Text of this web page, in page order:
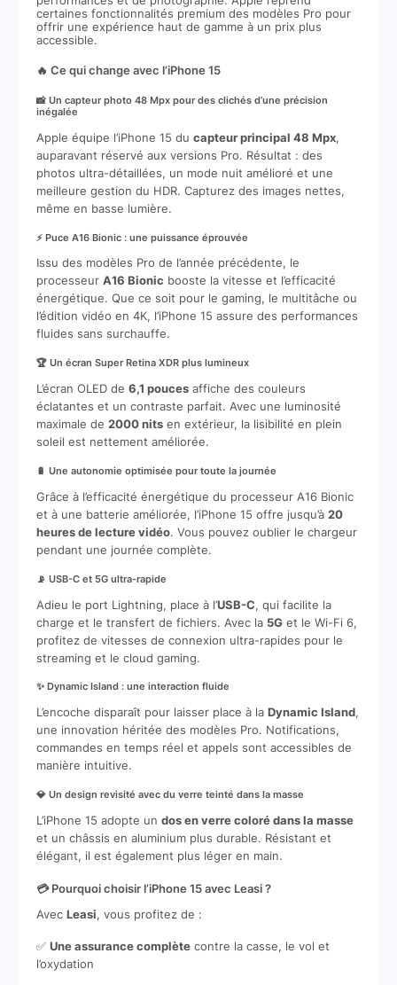
certaines fonctionnalités premium des modèles Pro pour
offrir une expérience haut de gamme à un prix plus
accessible.
🔥 Ce qui change avec l’iPhone 15
📸 Un capteur photo 48 Mpx pour des clichés d’une précision
inégalée
Apple équipe l’iPhone 15 du capteur principal 48 Mpx,
auparavant réservé aux versions Pro. Résultat : des
photos ultra-détaillées, un mode nuit amélioré et une
meilleure gestion du HDR. Capturez des images nettes,
même en basse lumière.
⚡ Puce A16 Bionic : une puissance éprouvée
Issu des modèles Pro de l’année précédente, le
processeur A16 Bionic booste la vitesse et l’efficacité
énergétique. Que ce soit pour le gaming, le multitâche ou
l’édition vidéo en 4K, l’iPhone 15 assure des performances
fluides sans surchauffe.
🏆 Un écran Super Retina XDR plus lumineux
L’écran OLED de 6,1 poucesaffiche des couleurs
éclatantes et un contraste parfait. Avec une luminosité
maximale de 2000 nitsen extérieur, la lisibilité en plein
soleil est nettement améliorée.
🔋 Une autonomie optimisée pour toute la journée
Grâce à l’efficacité énergétique du processeur A16 Bionic
et à une batterie améliorée, l’iPhone 15 offre jusqu’à 20
heures de lecture vidéo. Vous pouvez oublier le chargeur
pendant une journée complète.
📡 USB-C et 5G ultra-rapide
Adieu le port Lightning, place à l’USB-C, qui facilite la
charge et le transfert de fichiers. Avec la 5Get le Wi-Fi 6,
profitez de vitesses de connexion ultra-rapides pour le
streaming et le cloud gaming.
✨ Dynamic Island : une interaction fluide
L’encoche disparaît pour laisser place à la Dynamic Island,
une innovation héritée des modèles Pro. Notifications,
commandes en temps réel et appels sont accessibles de
manière intuitive.
💎 Un design revisité avec du verre teinté dans la masse
L’iPhone 15 adopte un dos en verre coloré dans la masse
et un châssis en aluminium plus durable. Résistant et
élégant, il est également plus léger en main.
💳 Pourquoi choisir l’iPhone 15 avec Leasi ?
Avec Leasi, vous profitez de :
✅ Une assurance complètecontre la casse, le vol et
l’oxydation